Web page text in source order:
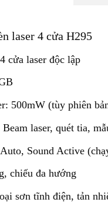
laser 4 cửa H295
cửa laser độc lập
500mW (tùy phiên
Beam laser, quét tia,
Sound Active
chiếu đa hướng
sơn tĩnh điện, tản